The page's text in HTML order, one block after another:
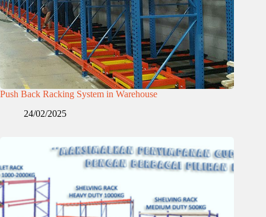
Push Back Racking System in Warehouse
24/02/2025